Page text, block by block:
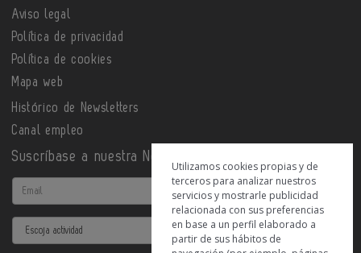
Aviso legal
Política de privacidad
Política de cookies
Mapa web
Histórico de Newsletters
Canal empleo
Suscríbase a nuestra Newsletter
Email
Actividad
Utilizamos cookies propias y de
terceros para analizar nuestros
servicios y mostrarle publicidad
relacionada con sus preferencias
en base a un perfil elaborado a
partir de sus hábitos de